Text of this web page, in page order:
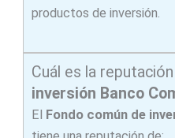
productos de inversión.
Cuál es la reputación
inversión Banco
El Fondo común de